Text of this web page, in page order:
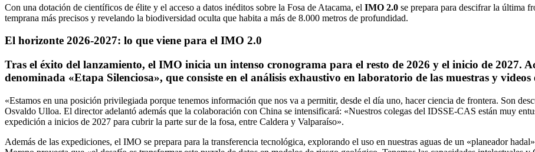
Con una dotación de científicos de élite y el acceso a datos inéditos sobre la Fosa de Atacama, el IMO 2.0 se prepara para descifrar la última
temprana más precisos y revelando la biodiversidad oculta que habita a más de 8.000 metros de profundidad.
El horizonte 2026-2027: lo que viene para el IMO 2.0
Tras el éxito del lanzamiento, el IMO inicia un intenso cronograma para el resto de 2026 y el inicio de 2027.
denominada «Etapa Silenciosa», que consiste en el análisis exhaustivo en laboratorio de las muestras y
«Estamos en una posición privilegiada porque tenemos información que nos va a permitir, desde el día uno, hacer ciencia de frontera. Son
Osvaldo Ulloa. El director adelantó además que la colaboración con China se intensificará: «Nuestros colegas del IDSSE-CAS están muy
expedición a inicios de 2027 para cubrir la parte sur de la fosa, entre Caldera y Valparaíso».
Además de las expediciones, el IMO se prepara para la transferencia tecnológica, explorando el uso en nuestras aguas de un «planeador